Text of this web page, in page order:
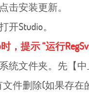
击安装更新。
Studio。
，提示 “运行
文件夹。先【中
文件删除(如果存